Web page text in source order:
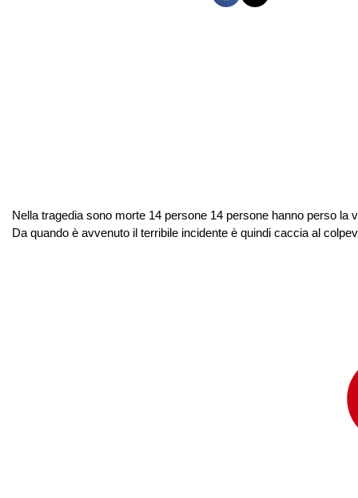
Nella tragedia sono morte 14 persone 14 persone hanno perso
Da quando è avvenuto il terribile incidente è quindi caccia al